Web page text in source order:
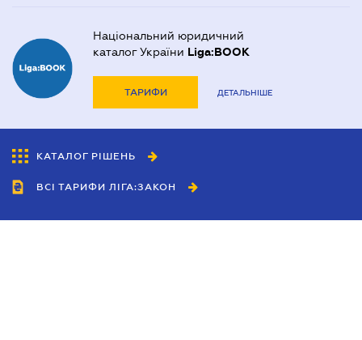
Національний юридичний
каталог України Liga:BOOK
ТАРИФИ ДЕТАЛЬНІШЕ
КАТАЛОГ РІШЕНЬ
ВСІ ТАРИФИ ЛІГА:ЗАКОН